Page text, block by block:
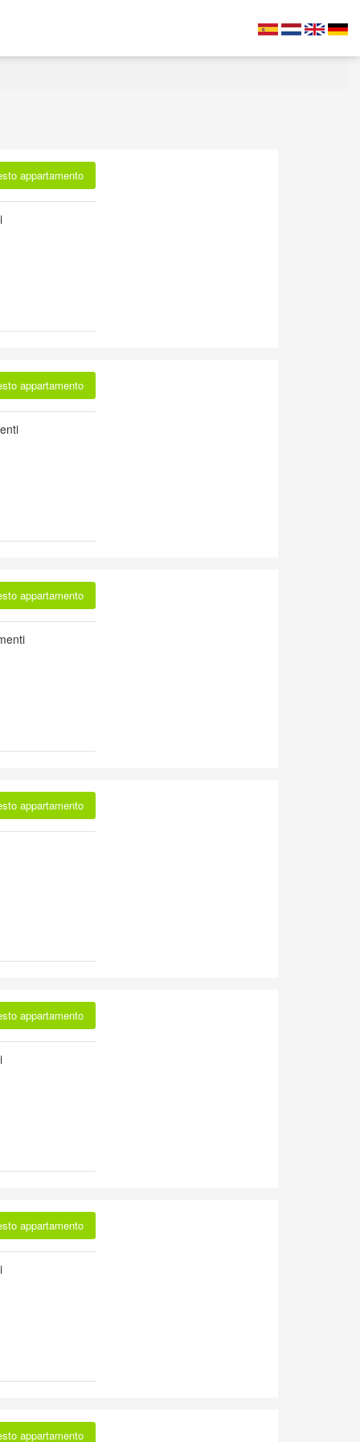
appartamento
appartamento
appartamento
appartamento
appartamento
appartamento
appartamento